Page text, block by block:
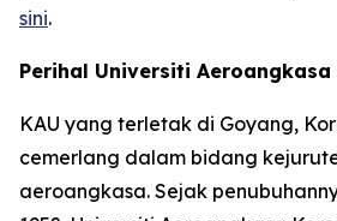
sini.
Perihal Universiti Aeroangkasa
KAU yang terletak di Goyang,
cemerlang dalam bidang
aeroangkasa. Sejak